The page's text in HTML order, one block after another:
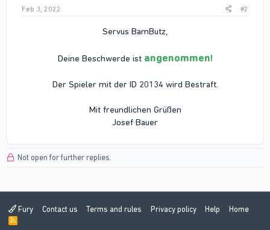
Feb 3, 2022 #2
Servus BamButz,
Deine Beschwerde ist angenommen!
Der Spieler mit der ID 20134 wird Bestraft.
Mit freundlichen Grüßen
Josef Bauer​
Not open for further replies.
Fury Contact us Terms and rules Privacy policy Help Home
R